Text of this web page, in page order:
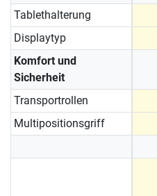
Tablethalterung
Displaytyp
Komfort und
Sicherheit
Transportrollen
Multipositionsgriff